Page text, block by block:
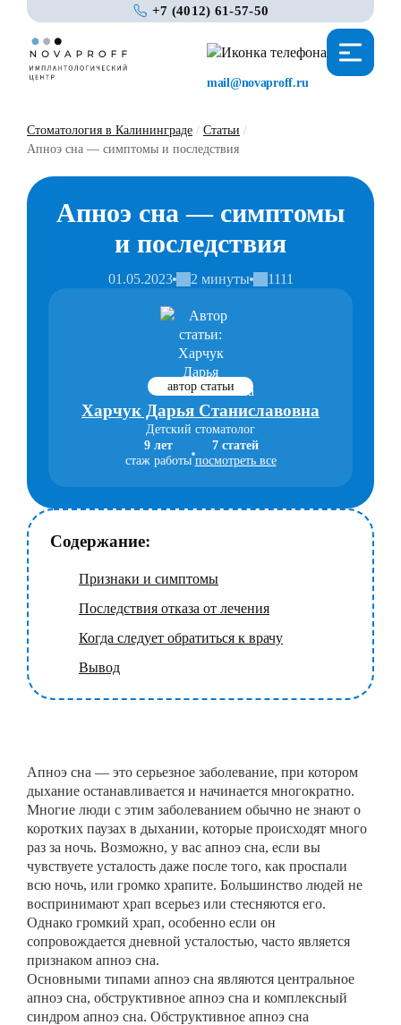
+7 (4012) 61-57-50
mail@novaproff.ru
Стоматология в Калининграде / Статьи /
Апноэ сна — симптомы и последствия
Апноэ сна — симптомы
и последствия
01.05.2023 2 минуты 1111
автор статьи
Харчук Дарья Станиславовна
Детский стоматолог
9 лет
стаж работы
7 статей
посмотреть все
Содержание:
Признаки и симптомы
Последствия отказа от лечения
Когда следует обратиться к врачу
Вывод
Апноэ сна — это серьезное заболевание, при котором
дыхание останавливается и начинается многократно.
Многие люди с этим заболеванием обычно не знают о
коротких паузах в дыхании, которые происходят много
раз за ночь. Возможно, у вас апноэ сна, если вы
чувствуете усталость даже после того, как проспали
всю ночь, или громко храпите. Большинство людей не
воспринимают храп всерьез или стесняются его.
Однако громкий храп, особенно если он
сопровождается дневной усталостью, часто является
признаком апноэ сна.
Основными типами апноэ сна являются центральное
апноэ сна, обструктивное апноэ сна и комплексный
синдром апноэ сна. Обструктивное апноэ сна